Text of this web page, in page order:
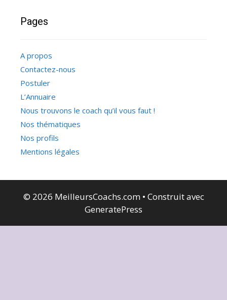
Pages
A propos
Contactez-nous
Postuler
L’Annuaire
Nous trouvons le coach qu’il vous faut !
Nos thématiques
Nos profils
Mentions légales
© 2026 MeilleursCoachs.com• Construit avec
GeneratePress